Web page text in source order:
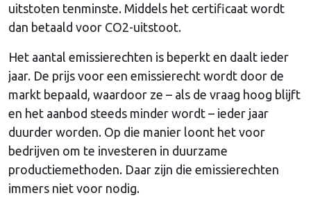
uitstoten tenminste. Middels het certificaat wordt
dan betaald voor CO2-uitstoot.
Het aantal emissierechten is beperkt en daalt ieder
jaar. De prijs voor een emissierecht wordt door de
markt bepaald, waardoor ze – als de vraag hoog blijft
en het aanbod steeds minder wordt – ieder jaar
duurder worden. Op die manier loont het voor
bedrijven om te investeren in duurzame
productiemethoden. Daar zijn die emissierechten
immers niet voor nodig.